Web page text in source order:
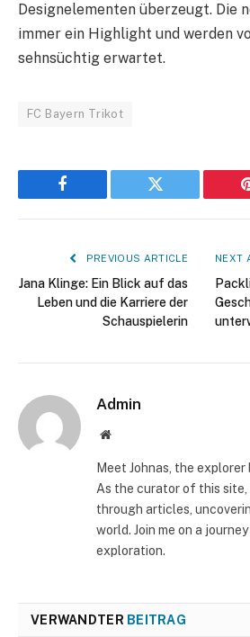
Designelementen überzeugt. Die
immer ein Highlight und werden
sehnsüchtig erwartet.
FC Bayern Trikot
Facebook Twitter
PREVIOUS ARTICLE
Jana Klinge: Ein Blick auf das
Leben und die Karriere der
Schauspielerin
NEXT
Admin
Website
Meet Johnas, the
As the curator of this
through articles,
world. Join me on a
exploration.
VERWANDTER BEITRAG